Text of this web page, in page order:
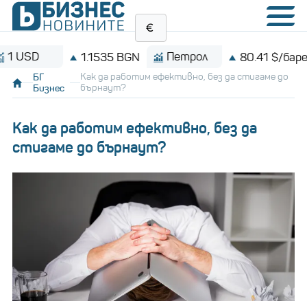
1.1535 BGN Петрол 80.41 $/барел
БГ
Бизнес
Как да работим ефективно, без да стигаме до
бърнаут?
Как да работим ефективно, без да
стигаме до бърнаут?